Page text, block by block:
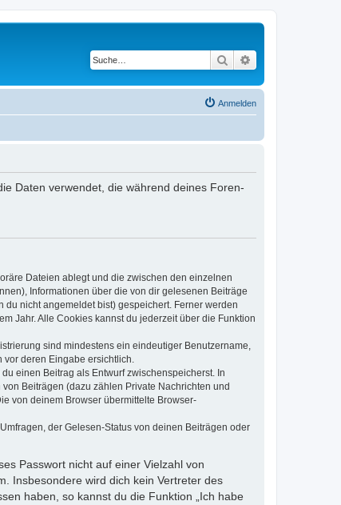
Suche
Anmelden
Daten verwendet, die während deines Foren-
Dateien ablegt und die zwischen den einzelnen
Informationen über die von dir gelesenen Beiträge
nicht angemeldet bist) gespeichert. Ferner werden
Jahr. Alle Cookies kannst du jederzeit über die Funktion
sind mindestens ein eindeutiger Benutzername,
deren Eingabe ersichtlich.
einen Beitrag als Entwurf zwischenspeicherst. In
Beiträgen (dazu zählen Private Nachrichten und
von deinem Browser übermittelte Browser-
der Gelesen-Status von deinen Beiträgen oder
Passwort nicht auf einer Vielzahl von
Insbesondere wird dich kein Vertreter des
haben, so kannst du die Funktion „Ich habe